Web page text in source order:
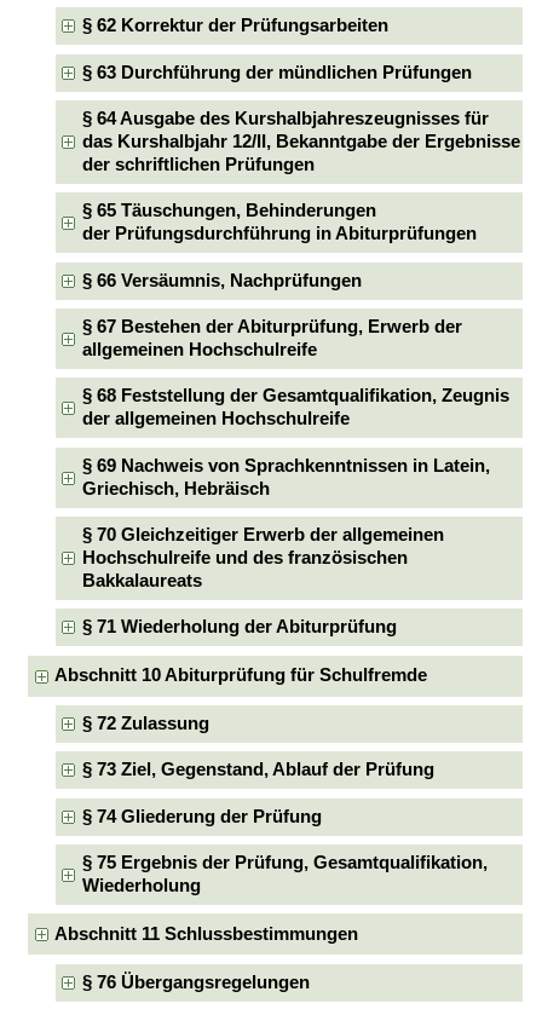
§ 62 Korrektur der Prüfungsarbeiten
§ 63 Durchführung der mündlichen Prüfungen
§ 64 Ausgabe des Kurshalbjahreszeugnisses für
das Kurshalbjahr 12/II, Bekanntgabe der Ergebnisse
der schriftlichen Prüfungen
§ 65 Täuschungen, Behinderungen
der Prüfungsdurchführung in Abiturprüfungen
§ 66 Versäumnis, Nachprüfungen
§ 67 Bestehen der Abiturprüfung, Erwerb der
allgemeinen Hochschulreife
§ 68 Feststellung der Gesamtqualifikation, Zeugnis
der allgemeinen Hochschulreife
§ 69 Nachweis von Sprachkenntnissen in Latein,
Griechisch, Hebräisch
§ 70 Gleichzeitiger Erwerb der allgemeinen
Hochschulreife und des französischen
Bakkalaureats
§ 71 Wiederholung der Abiturprüfung
Abschnitt 10 Abiturprüfung für Schulfremde
§ 72 Zulassung
§ 73 Ziel, Gegenstand, Ablauf der Prüfung
§ 74 Gliederung der Prüfung
§ 75 Ergebnis der Prüfung, Gesamtqualifikation,
Wiederholung
Abschnitt 11 Schlussbestimmungen
§ 76 Übergangsregelungen